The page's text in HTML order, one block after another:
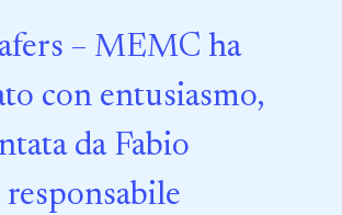
– MEMC ha
con entusiasmo,
da Fabio